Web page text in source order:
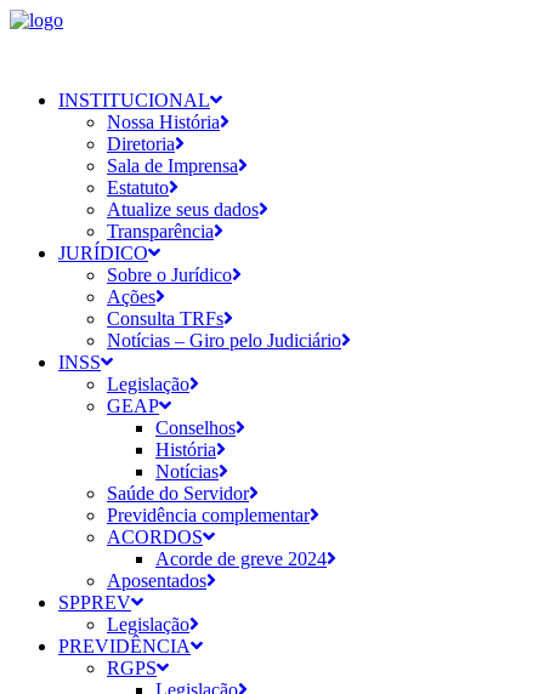
INSTITUCIONAL
Nossa História
Diretoria
Sala de Imprensa
Estatuto
Atualize seus dados
Transparência
JURÍDICO
Sobre o Jurídico
Ações
Consulta TRFs
Notícias – Giro pelo Judiciário
INSS
Legislação
GEAP
Conselhos
História
Notícias
Saúde do Servidor
Previdência complementar
ACORDOS
Acorde de greve 2024
Aposentados
SPPREV
Legislação
PREVIDÊNCIA
RGPS
Legislação